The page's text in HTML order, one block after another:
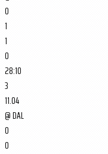
0
1
1
0
28:10
3
11.04
@DAL
0
0